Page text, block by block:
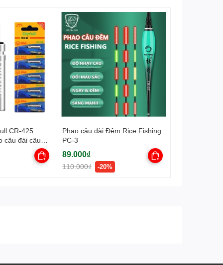
CR-425
câu đài câu
Phao câu đài Đêm Rice Fishing
PC-3
89.000₫
110.000₫ -20%